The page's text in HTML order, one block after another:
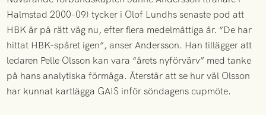
Halmstad 2000-09) tycker i Olof Lundhs senaste pod att
HBK är på rätt väg nu, efter flera medelmåttiga år. “De har
hittat HBK-spåret igen”, anser Andersson. Han tillägger att
ledaren Pelle Olsson kan vara “årets nyförvärv” med tanke
på hans analytiska förmåga. Återstår att se hur väl Olsson
har kunnat kartlägga GAIS inför söndagens cupmöte.